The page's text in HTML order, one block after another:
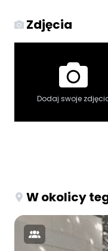
Zdjęcia
Dodaj swoje
W okolicy